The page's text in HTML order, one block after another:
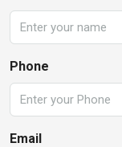
Phone
Email